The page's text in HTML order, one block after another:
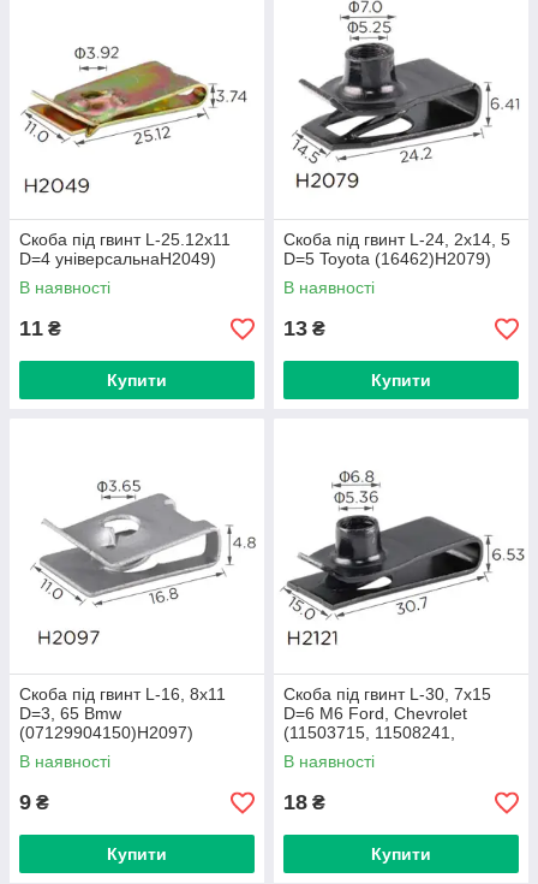
Скоба під гвинт L-25.12x11
D=4 універсальнаH2049)
В наявності
11 ₴
Купити
Скоба під гвинт L-24, 2x14, 5
D=5 Toyota (16462)H2079)
В наявності
13 ₴
Купити
Скоба під гвинт L-16, 8x11
D=3, 65 Bmw
(07129904150)H2097)
В наявності
9 ₴
Купити
Скоба під гвинт L-30, 7x15
D=6 M6 Ford, Chevrolet
(11503715, 11508241,
11609385)H2121)
В наявності
18 ₴
Купити